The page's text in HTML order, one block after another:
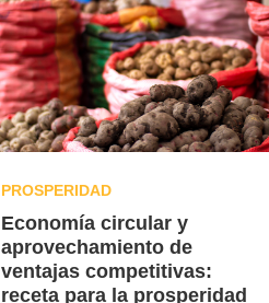
PROSPERIDAD
Economía circular y
aprovechamiento de
ventajas competitivas:
receta para la prosperidad